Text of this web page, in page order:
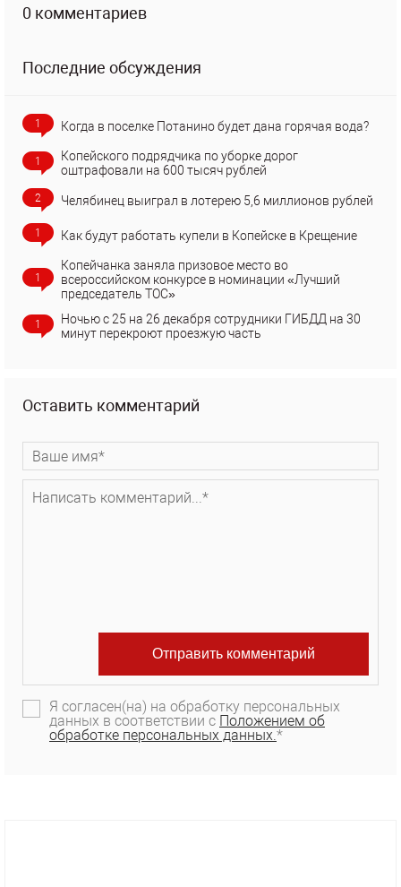
0 комментариев
Последние обсуждения
1 Когда в поселке Потанино будет дана горячая вода?
1
Копейского подрядчика по уборке дорог
оштрафовали на 600 тысяч рублей
2 Челябинец выиграл в лотерею 5,6 миллионов рублей
1 Как будут работать купели в Копейске в Крещение
1
Копейчанка заняла призовое место во
всероссийском конкурсе в номинации «Лучший
председатель ТОС»
1
Ночью с 25 на 26 декабря сотрудники ГИБДД на 30
минут перекроют проезжую часть
Оставить комментарий
Я согласен(на) на обработку персональных
данных в соответствии с Положением об
обработке персональных данных.*